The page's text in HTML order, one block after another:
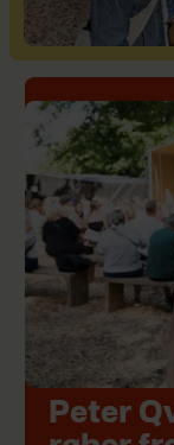
Peter